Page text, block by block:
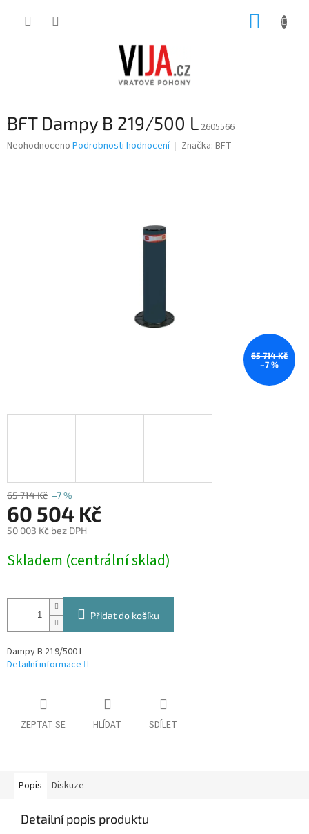
BFT Dampy B 219/500 L 2605566
Průměrné
Neohodnoceno Podrobnosti hodnocení Značka: BFT
65 714 Kč
–7 %
65 714 Kč –7 %
60 504 Kč
50 003 Kč bez DPH
cena:
Skladem (centrální sklad)
Přidat do košíku
Dampy B 219/500 L
Detailní informace
ZEPTAT SE HLÍDAT SDÍLET
Popis Diskuze
Detailní popis produktu